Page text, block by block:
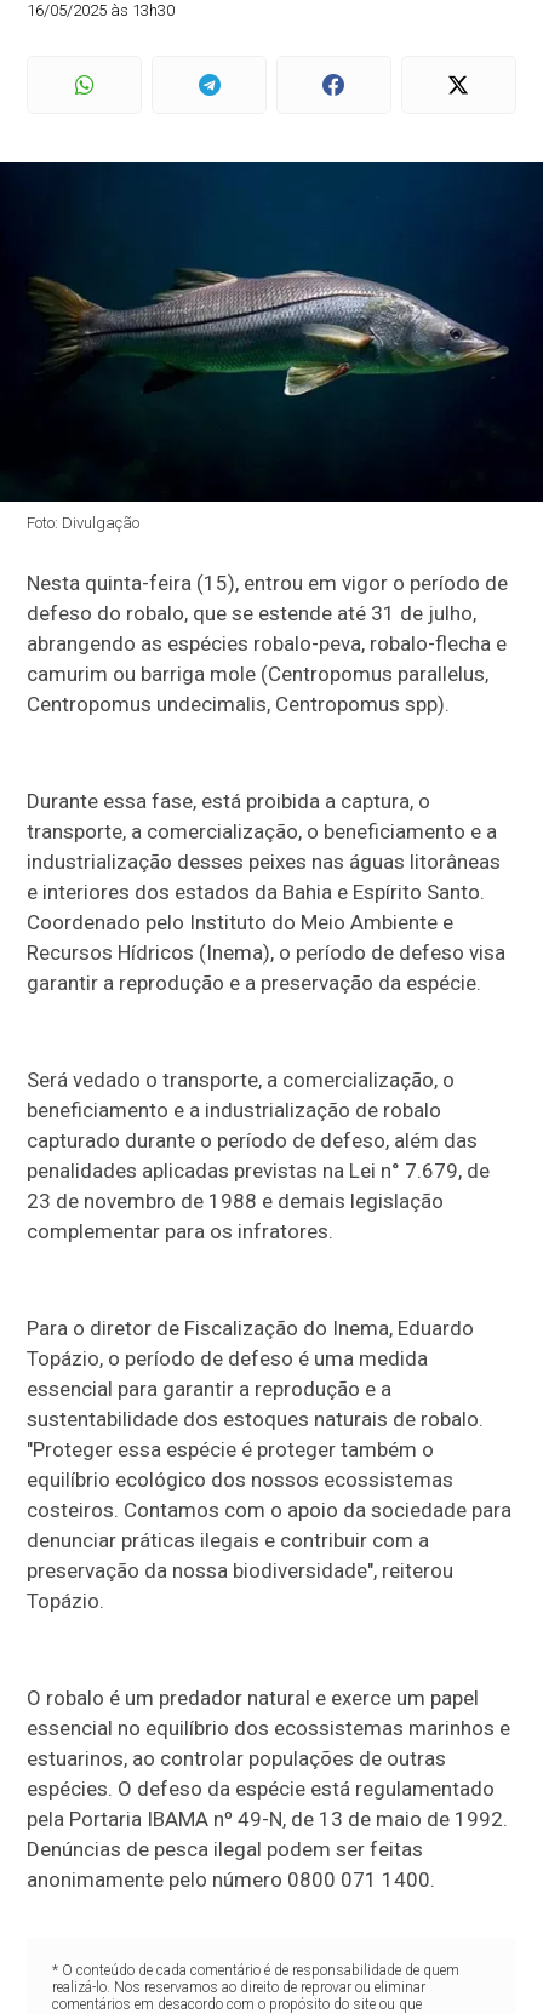
16/05/2025 às 13h30
Foto: Divulgação
Nesta quinta-feira (15), entrou em vigor o período de
defeso do robalo, que se estende até 31 de julho,
abrangendo as espécies robalo-peva, robalo-flecha e
camurim ou barriga mole (Centropomus parallelus,
Centropomus undecimalis, Centropomus spp).
Durante essa fase, está proibida a captura, o
transporte, a comercialização, o beneficiamento e a
industrialização desses peixes nas águas litorâneas
e interiores dos estados da Bahia e Espírito Santo.
Coordenado pelo Instituto do Meio Ambiente e
Recursos Hídricos (Inema), o período de defeso visa
garantir a reprodução e a preservação da espécie.
Será vedado o transporte, a comercialização, o
beneficiamento e a industrialização de robalo
capturado durante o período de defeso, além das
penalidades aplicadas previstas na Lei n° 7.679, de
23 de novembro de 1988 e demais legislação
complementar para os infratores.
Para o diretor de Fiscalização do Inema, Eduardo
Topázio, o período de defeso é uma medida
essencial para garantir a reprodução e a
sustentabilidade dos estoques naturais de robalo.
"Proteger essa espécie é proteger também o
equilíbrio ecológico dos nossos ecossistemas
costeiros. Contamos com o apoio da sociedade para
denunciar práticas ilegais e contribuir com a
preservação da nossa biodiversidade", reiterou
Topázio.
O robalo é um predador natural e exerce um papel
essencial no equilíbrio dos ecossistemas marinhos e
estuarinos, ao controlar populações de outras
espécies. O defeso da espécie está regulamentado
pela Portaria IBAMA nº 49-N, de 13 de maio de 1992.
Denúncias de pesca ilegal podem ser feitas
anonimamente pelo número 0800 071 1400.
* O conteúdo de cada comentário é de responsabilidade de quem
realizá-lo. Nos reservamos ao direito de reprovar ou eliminar
comentários em desacordo com o propósito do site ou que